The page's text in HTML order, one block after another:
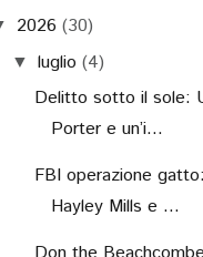
2026 (30)
▼ luglio (4)
Delitto sotto il sole:
Porter e un’i...
FBI operazione
Hayley Mills e ...